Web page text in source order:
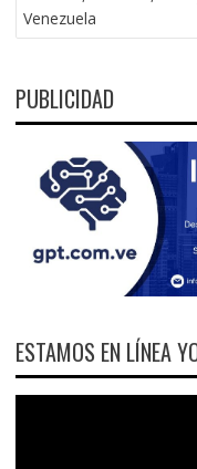
Venezuela
PUBLICIDAD
ESTAMOS EN LÍNEA